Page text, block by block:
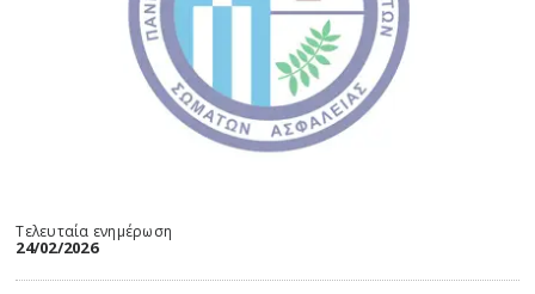
Τελευταία ενημέρωση
24/02/2026